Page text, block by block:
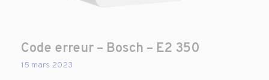
Code erreur – Bosch – E2 350
15 mars 2023